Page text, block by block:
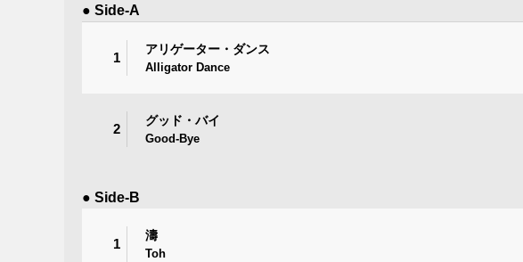
● Side-A
1
アリゲーター・ダンス
Alligator Dance
2
グッド・バイ
Good-Bye
● Side-B
1
濤
Toh